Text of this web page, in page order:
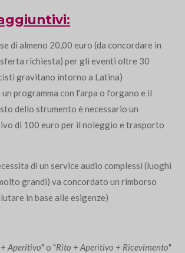
di almeno 20,00 euro (da concordare in
richiesta) per gli eventi oltre 30
gravitano intorno a Latina)
un programma con l'arpa o l'organo e il
dello strumento è necessario un
di 100 euro per il noleggio e trasporto
di un service audio complessi (luoghi
grandi) va concordato un rimborso
in base alle esigenze)
Aperitivo" o "Rito + Aperitivo + Ricevimento"